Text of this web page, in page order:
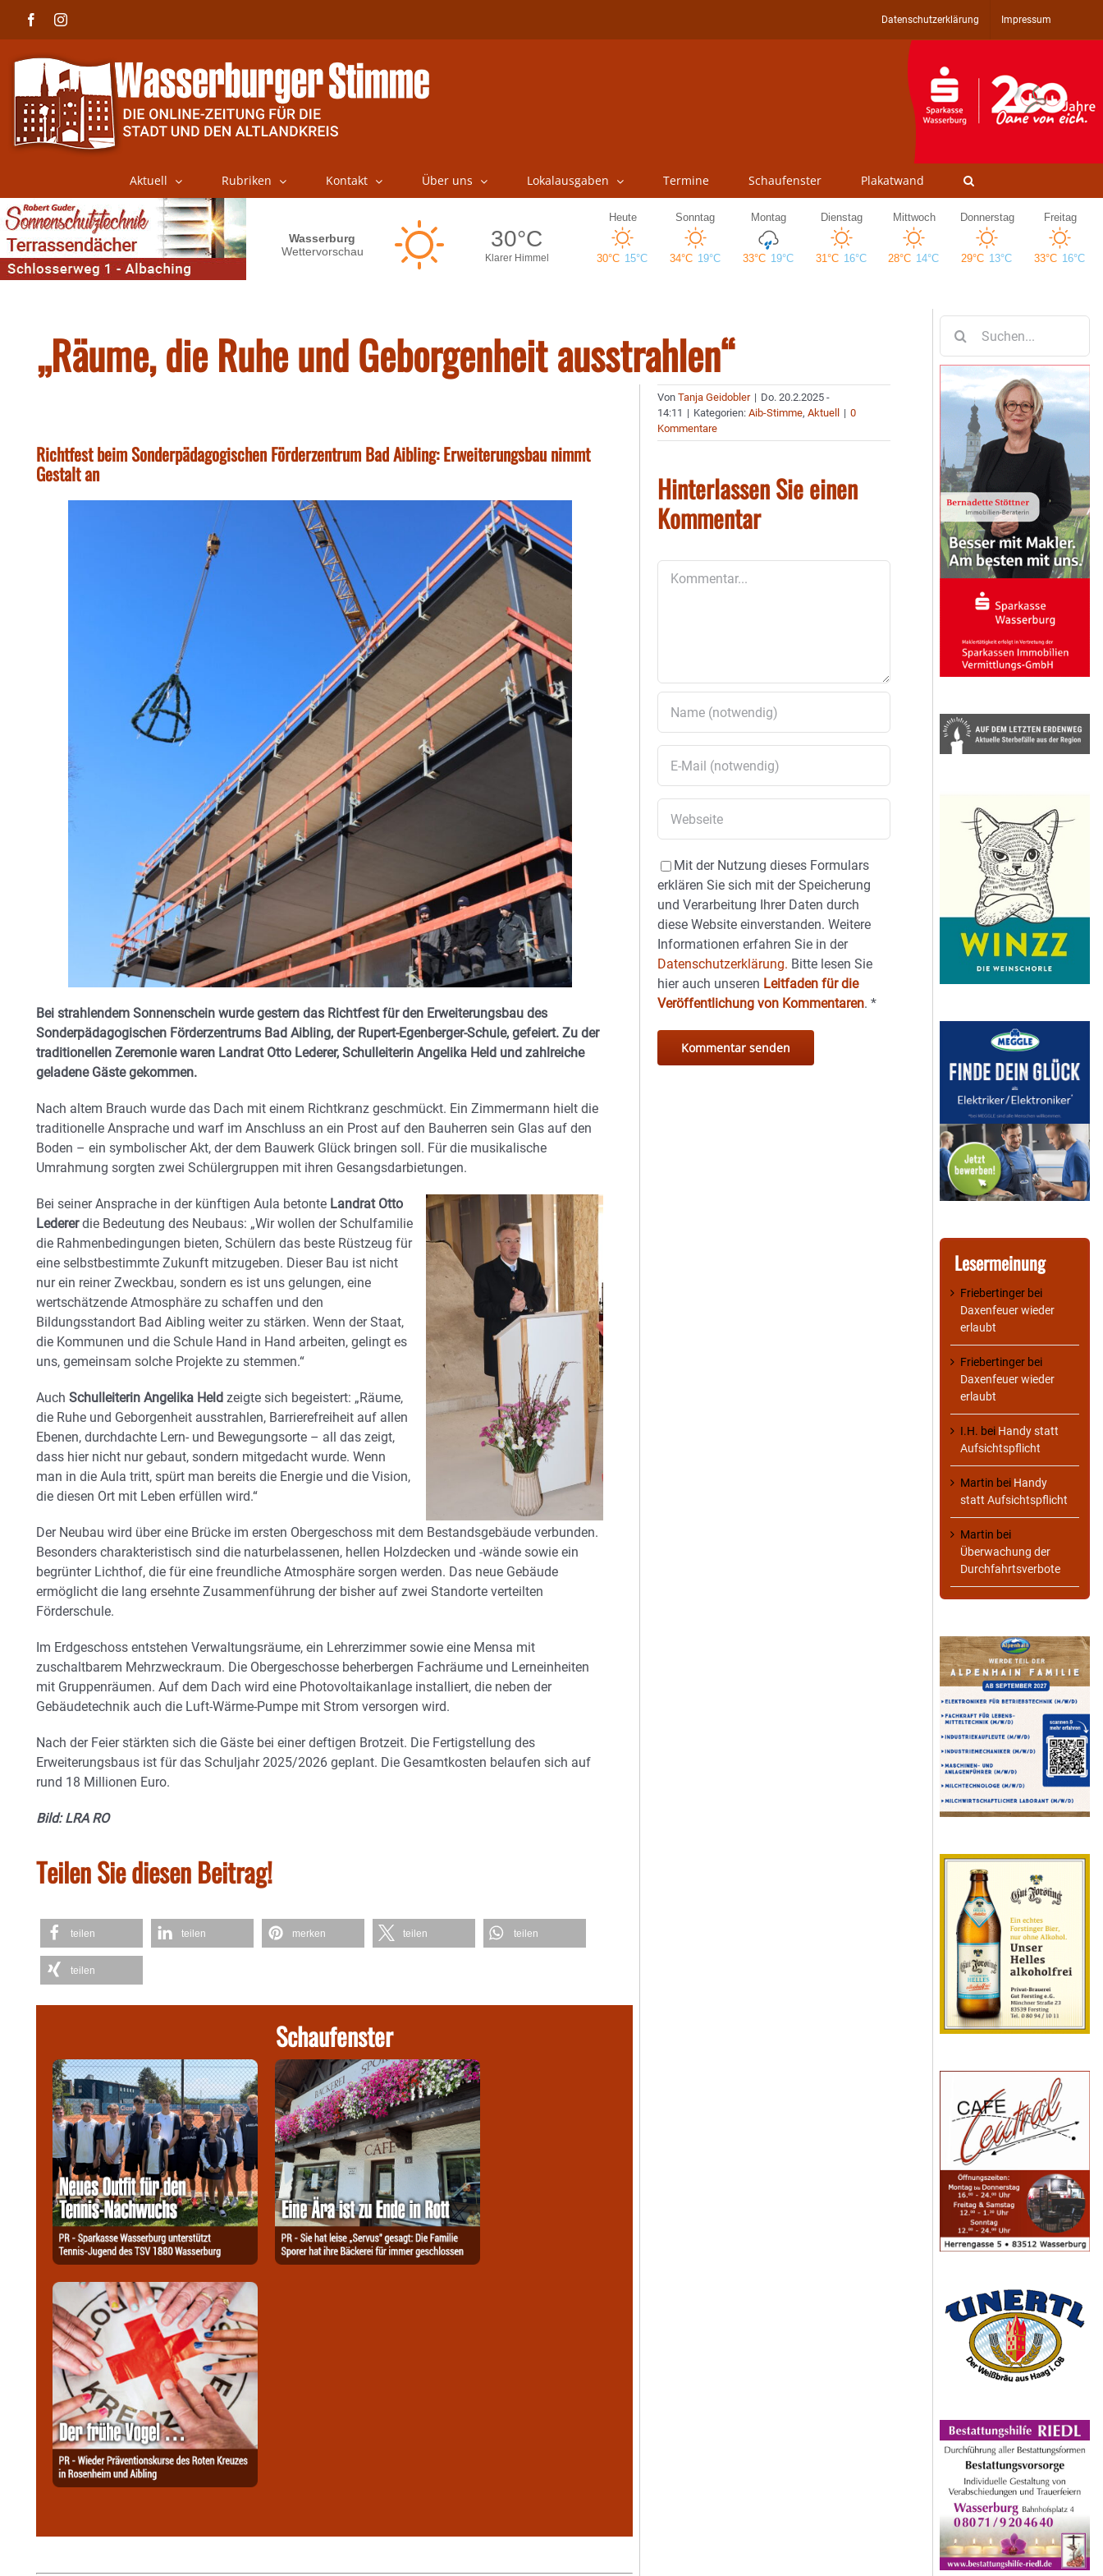
FacebookInstagram Datenschutzerklärung Impressum
Aktuell Rubriken Kontakt Über uns Lokalausgaben Termine Schaufenster Plakatwand
„Räume, die Ruhe und Geborgenheit ausstrahlen“
Richtfest beim Sonderpädagogischen Förderzentrum Bad Aibling: Erweiterungsbau nimmt
Gestalt an
Bei strahlendem Sonnenschein wurde gestern das Richtfest für den Erweiterungsbau des
Sonderpädagogischen Förderzentrums Bad Aibling, der Rupert-Egenberger-Schule, gefeiert. Zu der
traditionellen Zeremonie waren Landrat Otto Lederer, Schulleiterin Angelika Held und zahlreiche
geladene Gäste gekommen.
Nach altem Brauch wurde das Dach mit einem Richtkranz geschmückt. Ein Zimmermann hielt die
traditionelle Ansprache und warf im Anschluss an ein Prost auf den Bauherren sein Glas auf den
Boden – ein symbolischer Akt, der dem Bauwerk Glück bringen soll. Für die musikalische
Umrahmung sorgten zwei Schülergruppen mit ihren Gesangsdarbietungen.
Bei seiner Ansprache in der künftigen Aula betonte Landrat Otto
Ledererdie Bedeutung des Neubaus: „Wir wollen der Schulfamilie
die Rahmenbedingungen bieten, Schülern das beste Rüstzeug für
eine selbstbestimmte Zukunft mitzugeben. Dieser Bau ist nicht
nur ein reiner Zweckbau, sondern es ist uns gelungen, eine
wertschätzende Atmosphäre zu schaffen und den
Bildungsstandort Bad Aibling weiter zu stärken. Wenn der Staat,
die Kommunen und die Schule Hand in Hand arbeiten, gelingt es
uns, gemeinsam solche Projekte zu stemmen.“
Auch Schulleiterin Angelika Held zeigte sich begeistert: „Räume,
die Ruhe und Geborgenheit ausstrahlen, Barrierefreiheit auf allen
Ebenen, durchdachte Lern- und Bewegungsorte – all das zeigt,
dass hier nicht nur gebaut, sondern mitgedacht wurde. Wenn
man in die Aula tritt, spürt man bereits die Energie und die Vision,
die diesen Ort mit Leben erfüllen wird.“
Der Neubau wird über eine Brücke im ersten Obergeschoss mit dem Bestandsgebäude verbunden.
Besonders charakteristisch sind die naturbelassenen, hellen Holzdecken und -wände sowie ein
begrünter Lichthof, die für eine freundliche Atmosphäre sorgen werden. Das neue Gebäude
ermöglicht die lang ersehnte Zusammenführung der bisher auf zwei Standorte verteilten
Förderschule.
Im Erdgeschoss entstehen Verwaltungsräume, ein Lehrerzimmer sowie eine Mensa mit
zuschaltbarem Mehrzweckraum. Die Obergeschosse beherbergen Fachräume und Lerneinheiten
mit Gruppenräumen. Auf dem Dach wird eine Photovoltaikanlage installiert, die neben der
Gebäudetechnik auch die Luft-Wärme-Pumpe mit Strom versorgen wird.
Nach der Feier stärkten sich die Gäste bei einer deftigen Brotzeit. Die Fertigstellung des
Erweiterungsbaus ist für das Schuljahr 2025/2026 geplant. Die Gesamtkosten belaufen sich auf
rund 18 Millionen Euro.
Bild: LRA RO
Teilen Sie diesen Beitrag!
teilen teilen merken teilen teilen
teilen
Schaufenster
VonTanja Geidobler | Do. 20.2.2025 -
14:11 | Kategorien:Aib-Stimme,Aktuell | 0
Kommentare
Hinterlassen Sie einen
Kommentar
Mit der Nutzung dieses Formulars
erklären Sie sich mit der Speicherung
und Verarbeitung Ihrer Daten durch
diese Website einverstanden. Weitere
Informationen erfahren Sie in der
Datenschutzerklärung. Bitte lesen Sie
hier auch unseren Leitfaden für die
Veröffentlichung von Kommentaren.*
nach:
Lesermeinung
Friebertinger bei
Daxenfeuer wieder
erlaubt
Friebertinger bei
Daxenfeuer wieder
erlaubt
I.H. bei Handy statt
Aufsichtspflicht
Martin bei Handy
statt Aufsichtspflicht
Martin bei
Überwachung der
Durchfahrtsverbote